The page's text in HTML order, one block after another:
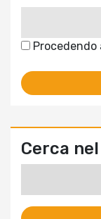
Cerca